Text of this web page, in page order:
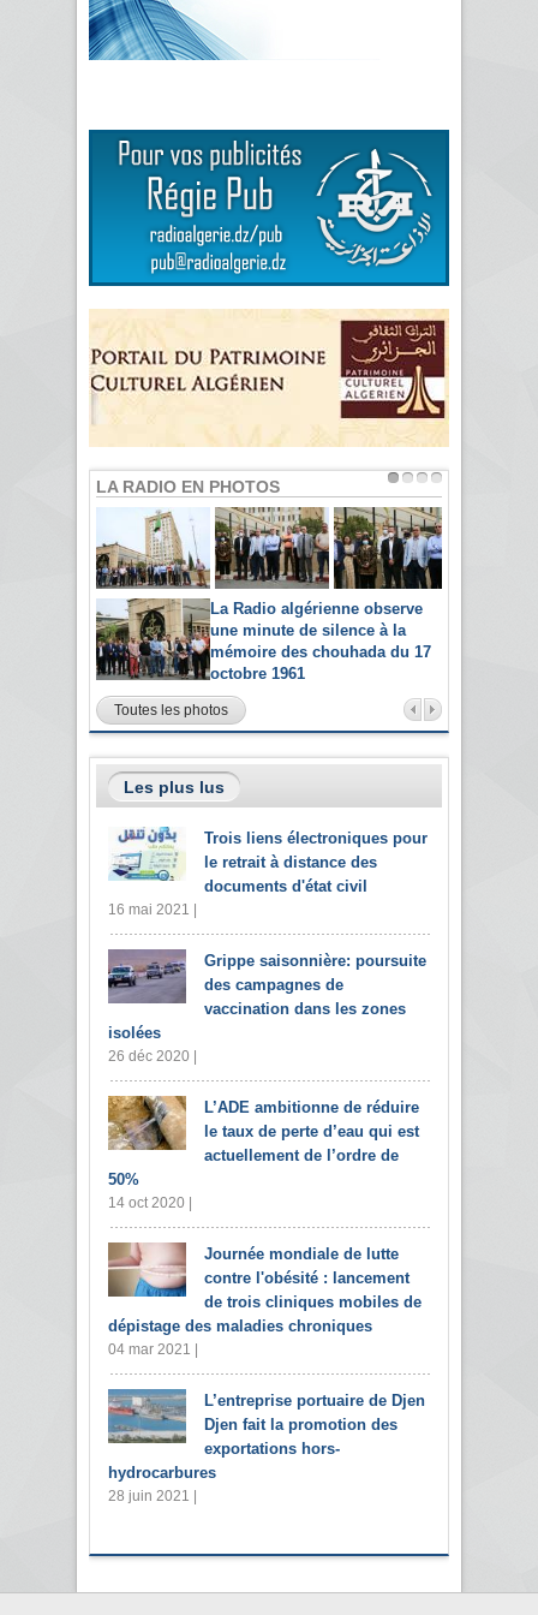
LA RADIO EN PHOTOS
La Radio algérienne observe
une minute de silence à la
mémoire des chouhada du 17
octobre 1961
Toutes les photos
Les plus lus
Trois liens électroniques pour
le retrait à distance des
documents d'état civil
16 mai 2021 |
Grippe saisonnière: poursuite
des campagnes de
vaccination dans les zones
isolées
26 déc 2020 |
L’ADE ambitionne de réduire
le taux de perte d’eau qui est
actuellement de l’ordre de
50%
14 oct 2020 |
Journée mondiale de lutte
contre l'obésité : lancement
de trois cliniques mobiles de
dépistage des maladies chroniques
04 mar 2021 |
L’entreprise portuaire de Djen
Djen fait la promotion des
exportations hors-
hydrocarbures
28 juin 2021 |